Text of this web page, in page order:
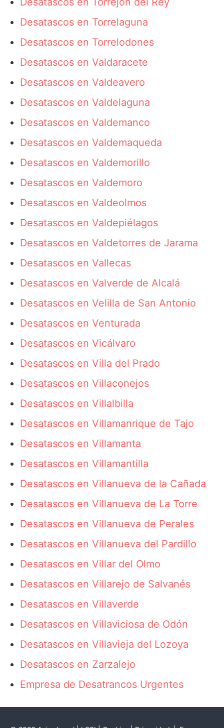
Desatascos en Torrelaguna
Desatascos en Torrelodones
Desatascos en Valdaracete
Desatascos en Valdeavero
Desatascos en Valdelaguna
Desatascos en Valdemanco
Desatascos en Valdemaqueda
Desatascos en Valdemorillo
Desatascos en Valdemoro
Desatascos en Valdeolmos
Desatascos en Valdepiélagos
Desatascos en Valdetorres de Jarama
Desatascos en Vallecas
Desatascos en Valverde de Alcalá
Desatascos en Velilla de San Antonio
Desatascos en Venturada
Desatascos en Vicálvaro
Desatascos en Villa del Prado
Desatascos en Villaconejos
Desatascos en Villalbilla
Desatascos en Villamanrique de Tajo
Desatascos en Villamanta
Desatascos en Villamantilla
Desatascos en Villanueva de la Cañada
Desatascos en Villanueva de La Torre
Desatascos en Villanueva de Perales
Desatascos en Villanueva del Pardillo
Desatascos en Villar del Olmo
Desatascos en Villarejo de Salvanés
Desatascos en Villaverde
Desatascos en Villaviciosa de Odón
Desatascos en Villavieja del Lozoya
Desatascos en Zarzalejo
Empresa de Desatrancos Urgentes